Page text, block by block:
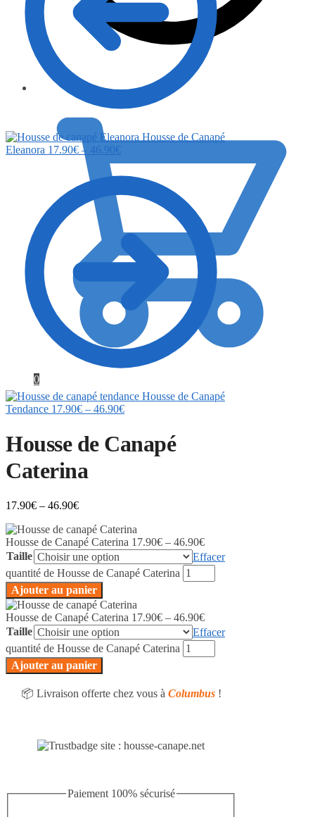
€
0
Housse de Canapé
Eleanora 17.90€ – 46.90€
Housse de Canapé
Tendance 17.90€ – 46.90€
Housse de Canapé
Caterina
17.90€ – 46.90€
Housse de Canapé Caterina 17.90€ – 46.90€
Taille
Effacer
quantité de Housse de Canapé Caterina
Ajouter au panier
Housse de Canapé Caterina 17.90€ – 46.90€
Taille
Effacer
quantité de Housse de Canapé Caterina
Ajouter au panier
📦 Livraison offerte chez vous à Columbus !
Paiement 100% sécurisé